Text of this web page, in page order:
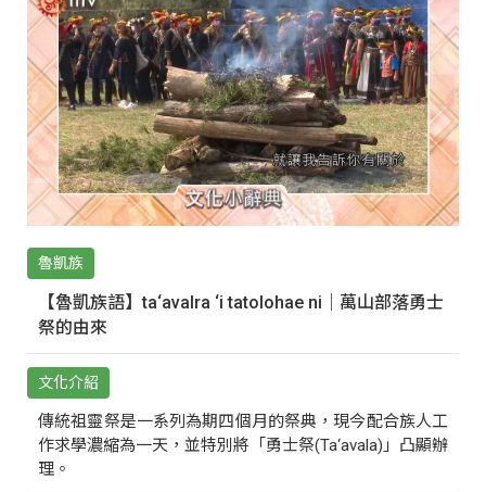
魯凱族
【魯凱族語】ta‘avalra ‘i tatolohae ni｜萬山部落勇士
祭的由來
文化介紹
傳統祖靈祭是一系列為期四個月的祭典，現今配合族人工
作求學濃縮為一天，並特別將「勇士祭(Ta‘avala)」凸顯辦
理。